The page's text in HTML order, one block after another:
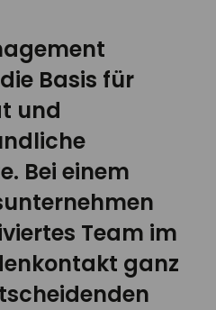
Basis für
und
Bei einem
Team im
ganz